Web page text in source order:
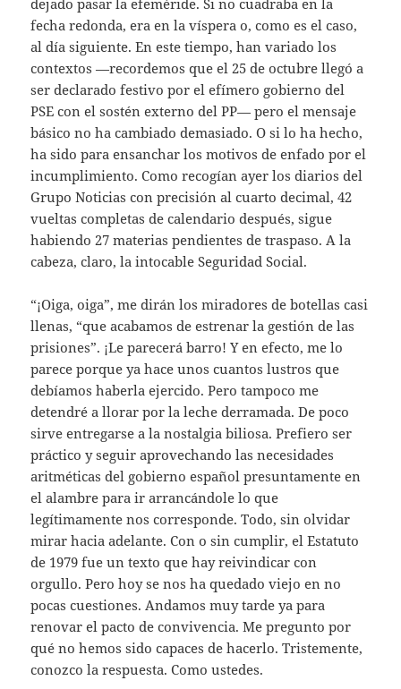
dejado pasar la efeméride. Si no cuadraba en la
fecha redonda, era en la víspera o, como es el caso,
al día siguiente. En este tiempo, han variado los
contextos —recordemos que el 25 de octubre llegó a
ser declarado festivo por el efímero gobierno del
PSE con el sostén externo del PP— pero el mensaje
básico no ha cambiado demasiado. O si lo ha hecho,
ha sido para ensanchar los motivos de enfado por el
incumplimiento. Como recogían ayer los diarios del
Grupo Noticias con precisión al cuarto decimal, 42
vueltas completas de calendario después, sigue
habiendo 27 materias pendientes de traspaso. A la
cabeza, claro, la intocable Seguridad Social.
“¡Oiga, oiga”, me dirán los miradores de botellas casi
llenas, “que acabamos de estrenar la gestión de las
prisiones”. ¡Le parecerá barro! Y en efecto, me lo
parece porque ya hace unos cuantos lustros que
debíamos haberla ejercido. Pero tampoco me
detendré a llorar por la leche derramada. De poco
sirve entregarse a la nostalgia biliosa. Prefiero ser
práctico y seguir aprovechando las necesidades
aritméticas del gobierno español presuntamente en
el alambre para ir arrancándole lo que
legítimamente nos corresponde. Todo, sin olvidar
mirar hacia adelante. Con o sin cumplir, el Estatuto
de 1979 fue un texto que hay reivindicar con
orgullo. Pero hoy se nos ha quedado viejo en no
pocas cuestiones. Andamos muy tarde ya para
renovar el pacto de convivencia. Me pregunto por
qué no hemos sido capaces de hacerlo. Tristemente,
conozco la respuesta. Como ustedes.